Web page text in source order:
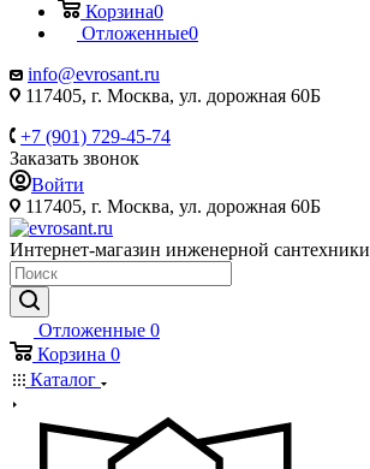
Корзина0
Отложенные0
info@evrosant.ru
117405, г. Москва, ул. дорожная 60Б
+7 (901) 729-45-74
Заказать звонок
Войти
117405, г. Москва, ул. дорожная 60Б
Интернет-магазин инженерной сантехники
Отложенные 0
Корзина 0
Каталог